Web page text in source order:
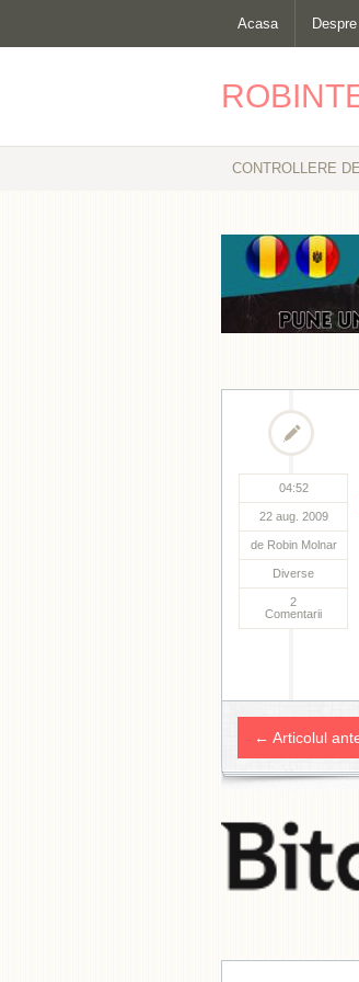
Acasa Despre
CONTROLLERE
04:52
22 aug. 2009
de Robin Molnar
Diverse
2
Comentarii
← Articolul